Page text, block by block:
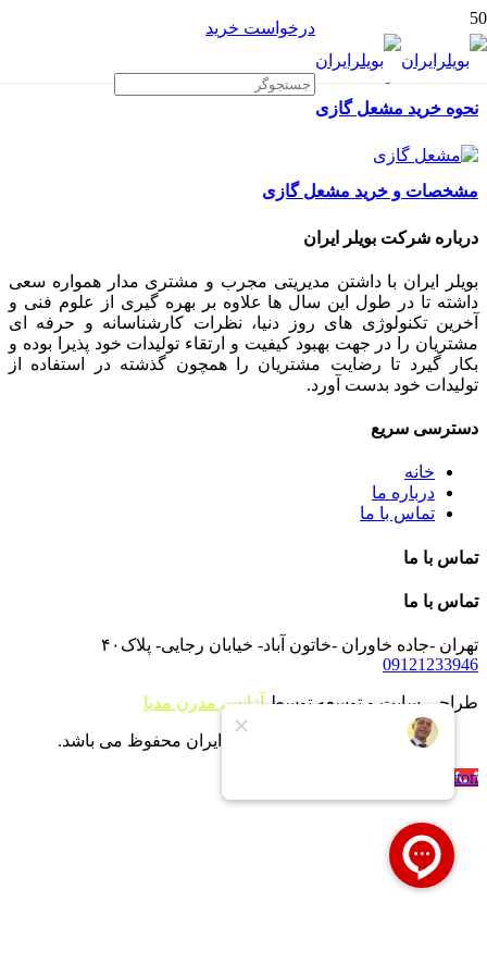
درخواست خرید
نحوه خرید مشعل گازی
مشخصات و خرید مشعل گازی
درباره شرکت بویلر ایران
بویلر ایران با داشتن مدیریتی مجرب و مشتری مدار همواره سعی
داشته تا در طول این سال ها علاوه بر بهره گیری از علوم فنی و
آخرین تکنولوژی های روز دنیا، نظرات کارشناسانه و حرفه ای
مشتریان را در جهت بهبود کیفیت و ارتقاء تولیدات خود پذیرا بوده و
بکار گیرد تا رضایت مشتریان را همچون گذشته در استفاده از
تولیدات خود بدست آورد.
دسترسی سریع
خانه
درباره ما
تماس با ما
تماس با ما
تماس با ما
تهران -جاده خاوران -خاتون آباد- خیابان رجایی- پلاک۴۰
09121233946
طراحی سایت و توسعه توسط آژانس مدرن مدیا
تمام حقوق برای شرکت بویلر ایران محفوظ می باشد.
Call Now Button